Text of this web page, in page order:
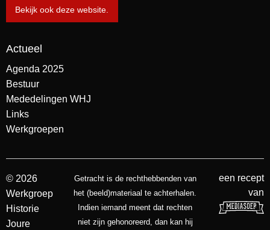
Bekijk ook deze website.
Actueel
Agenda 2025
Bestuur
Mededelingen WHJ
Links
Werkgroepen
© 2026
Werkgroep
Historie
Joure
Getracht is de rechthebbenden van
het (beeld)materiaal te achterhalen.
Indien iemand meent dat rechten
niet zijn gehonoreerd, dan kan hij
een recept
van